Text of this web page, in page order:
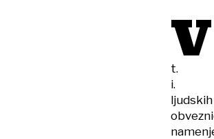
V
t.
i.
ljudskih